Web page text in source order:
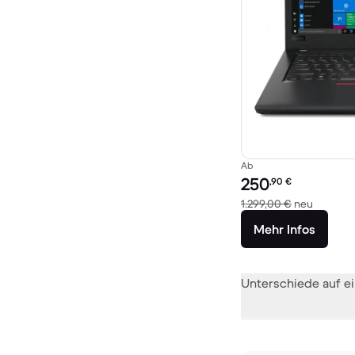
Ab
Preis des erneuerten
250,90 €
1.299,00 € neu
Mehr Infos
Unterschiede auf